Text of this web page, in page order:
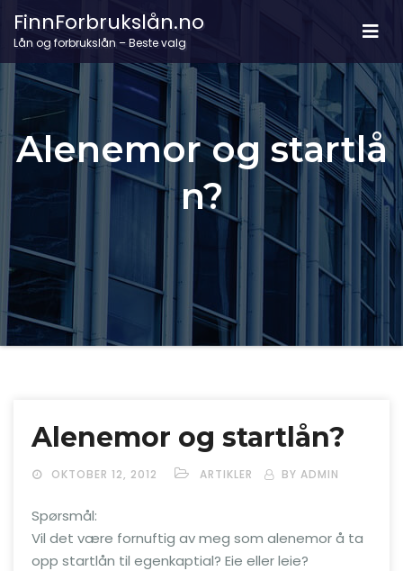
FinnForbrukslån.no
Lån og forbrukslån – Beste valg
Alenemor og startlå
n?
Alenemor og startlån?
OKTOBER 12, 2012 ARTIKLER BY ADMIN
Spørsmål:
Vil det være fornuftig av meg som alenemor å ta
opp startlån til egenkaptial? Eie eller leie?